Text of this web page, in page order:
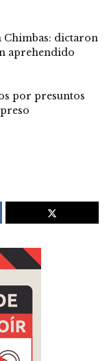
Chimbas: dictaron
aprehendido
por presuntos